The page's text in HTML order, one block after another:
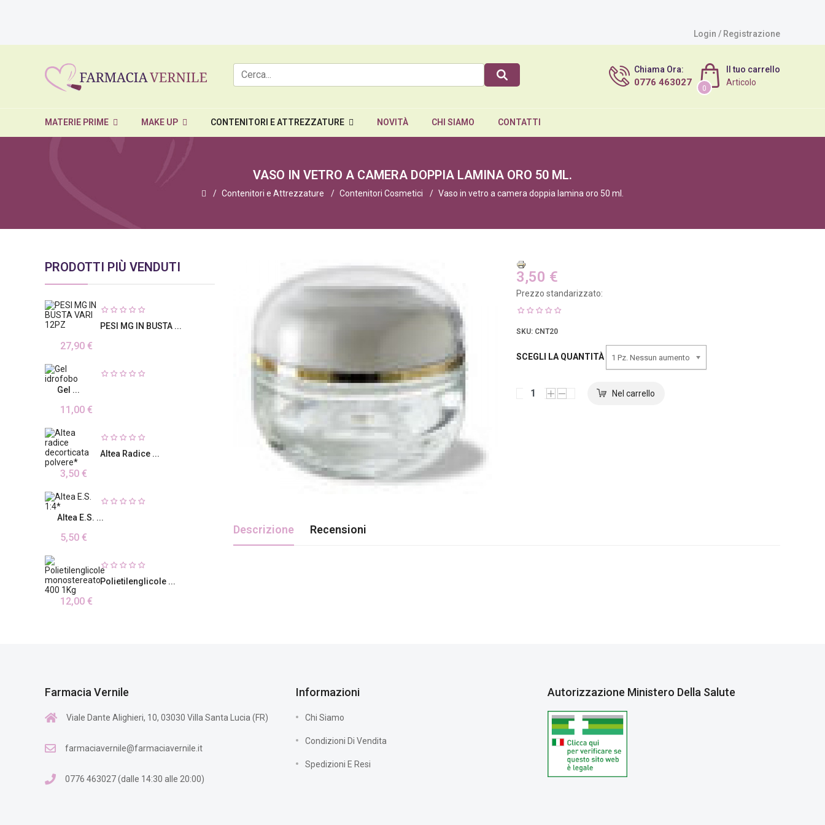
Login / Registrazione
Il tuo carrello
0
Articolo
Chiama Ora:
0776 463027
MATERIE PRIME MAKE UP CONTENITORI E ATTREZZATURE NOVITÀ CHI SIAMO CONTATTI
VASO IN VETRO A CAMERA DOPPIA LAMINA ORO 50 ML.
Contenitori e Attrezzature Contenitori Cosmetici Vaso in vetro a camera doppia lamina oro 50 ml.
PRODOTTI PIÙ VENDUTI
PESI MG IN BUSTA ...
27,90 €
Gel ...
11,00 €
Altea Radice ...
3,50 €
Altea E.S. ...
5,50 €
Polietilenglicole ...
12,00 €
3,50 €
Prezzo standarizzato:
SKU: CNT20
SCEGLI LA QUANTITÀ 1 Pz. Nessun aumento
Descrizione Recensioni
Farmacia Vernile
Viale Dante Alighieri, 10, 03030 Villa Santa Lucia (FR)
farmaciavernile@farmaciavernile.it
0776 463027 (dalle 14:30 alle 20:00)
Informazioni
Chi Siamo
Condizioni Di Vendita
Spedizioni E Resi
Autorizzazione Ministero Della Salute